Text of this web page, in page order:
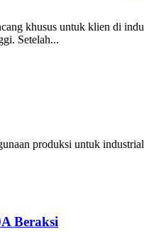
khusus untuk klien di
Setelah...
produksi untuk
Beraksi